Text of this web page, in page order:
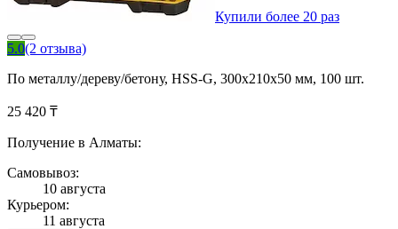
Купили более 20 раз
5.0(2 отзыва)
По металлу/дереву/бетону, HSS-G, 300х210х50 мм, 100 шт.
25 420 ₸
Получение в Алматы:
Самовывоз:
10 августа
Курьером:
11 августа